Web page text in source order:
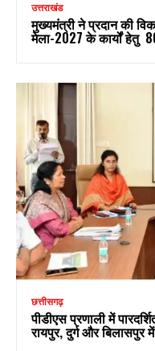
उत्तराखंड
मुख्यमंत्री ने प्रदान की
मेला-2027 के कार्यों हेतु ₹
छत्तीसगढ़
पीडीएस प्रणाली में
रायपुर, दुर्ग और बिलासपुर